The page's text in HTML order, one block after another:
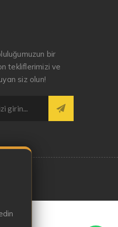
bir
tekliflerimizi ve
siz olun!